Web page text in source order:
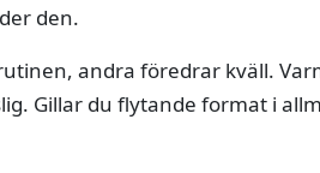
den.
andra föredrar kväll.
Gillar du flytande format i